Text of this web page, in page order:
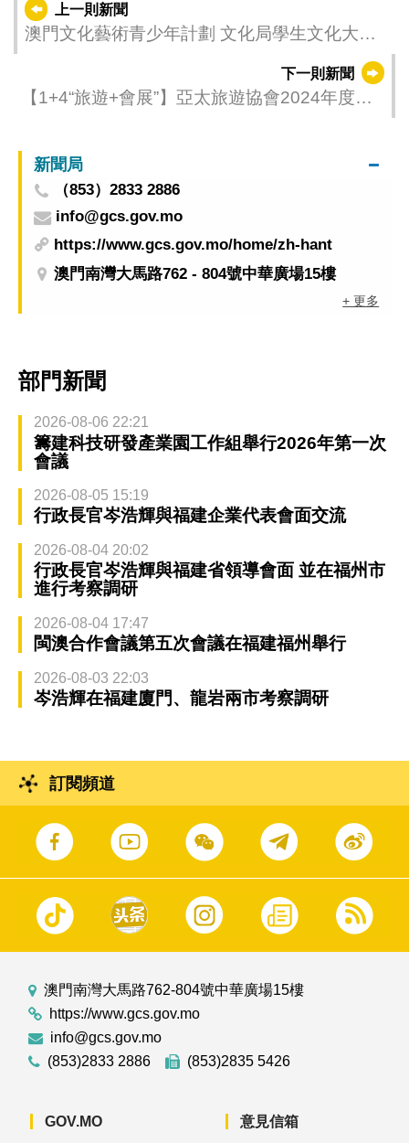
上一則新聞
澳門文化藝術青少年計劃 文化局學生文化大使
下一則新聞
【1+4“旅遊+會展”】亞太旅遊協會2024年度峰
新聞局
（853）2833 2886
info@gcs.gov.mo
https://www.gcs.gov.mo/home/zh-hant
澳門南灣大馬路762 - 804號中華廣場15樓
+ 更多
部門新聞
2026-08-06 22:21
籌建科技研發產業園工作組舉行2026年第一次
會議
2026-08-05 15:19
行政長官岑浩輝與福建企業代表會面交流
2026-08-04 20:02
行政長官岑浩輝與福建省領導會面 並在福州市
進行考察調研
2026-08-04 17:47
閩澳合作會議第五次會議在福建福州舉行
2026-08-03 22:03
岑浩輝在福建廈門、龍岩兩市考察調研
訂閱頻道
澳門南灣大馬路762-804號中華廣場15樓
https://www.gcs.gov.mo
info@gcs.gov.mo
(853)2833 2886
(853)2835 5426
GOV.MO 意見信箱